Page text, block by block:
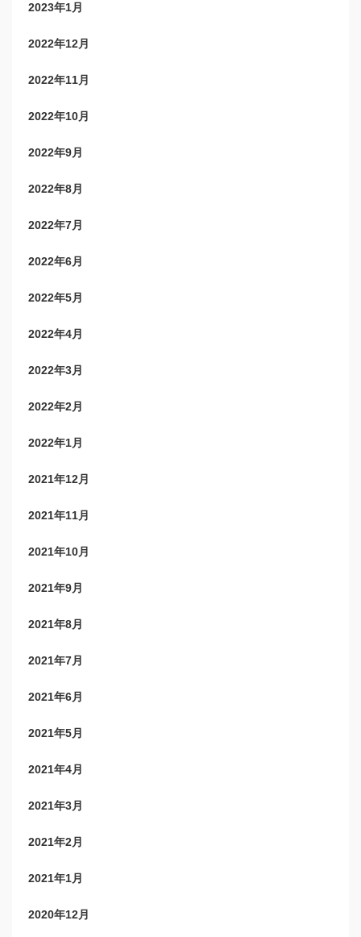
2023年1月
2022年12月
2022年11月
2022年10月
2022年9月
2022年8月
2022年7月
2022年6月
2022年5月
2022年4月
2022年3月
2022年2月
2022年1月
2021年12月
2021年11月
2021年10月
2021年9月
2021年8月
2021年7月
2021年6月
2021年5月
2021年4月
2021年3月
2021年2月
2021年1月
2020年12月